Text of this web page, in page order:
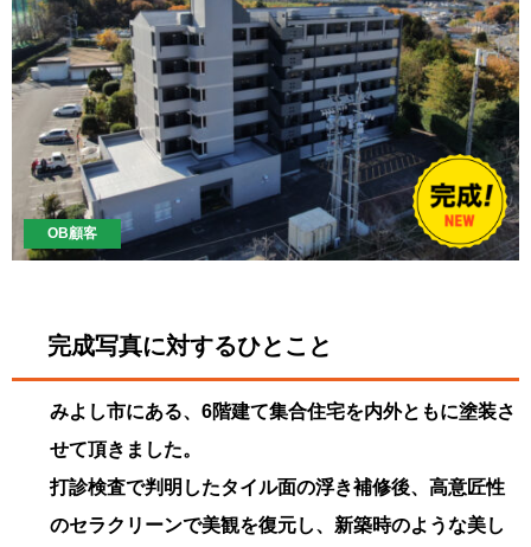
OB顧客
完成写真に対するひとこと
みよし市にある、6階建て集合住宅を内外ともに塗装さ
せて頂きました。
打診検査で判明したタイル面の浮き補修後、高意匠性
のセラクリーンで美観を復元し、新築時のような美し